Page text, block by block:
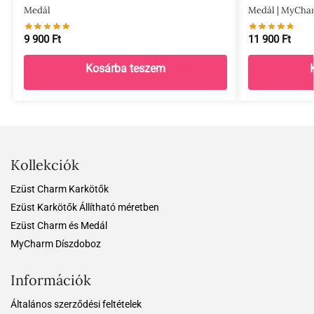
Medál
9 900 Ft
Kosárba teszem
Medál |
11 900 Ft
Kollekciók
Ezüst Charm Karkötők
Ezüst Karkötők Állítható méretben
Ezüst Charm és Medál
MyCharm Díszdoboz
Információk
Általános szerződési feltételek